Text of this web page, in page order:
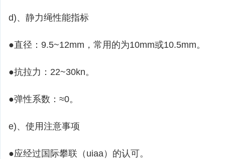
d)、静力绳性能指标
●直径：9.5~12mm，常用的为10mm或10.5mm。
●抗拉力：22~30kn。
●弹性系数：≈0。
e)、使用注意事项
●应经过国际攀联（uiaa）的认可。